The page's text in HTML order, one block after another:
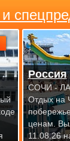
Россия
СОЧИ -
Отдых на
ценам.
11.08.26